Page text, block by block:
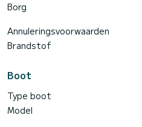
Borg
Annuleringsvoorwaarden
Brandstof
Boot
Type boot
Model